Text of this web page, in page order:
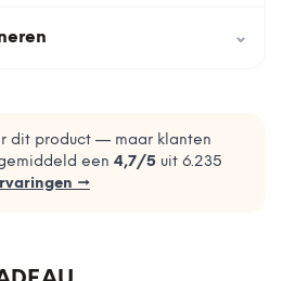
⌄
dit product — maar klanten
een 4,7/5 uit 6.235
→